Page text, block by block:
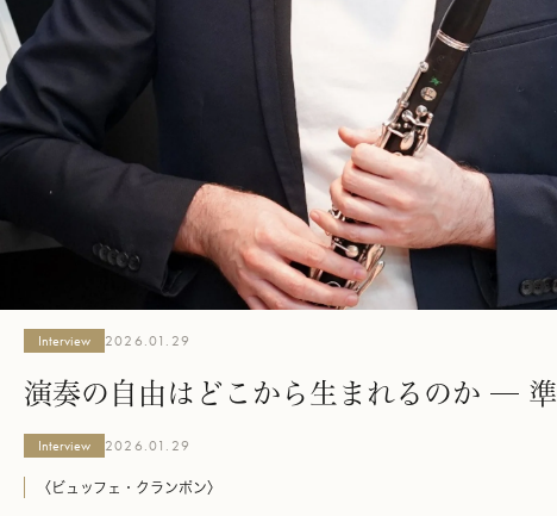
Interview 2026.01.29
〈ビュッフェ・クランポン〉
Interview 2026.01.29
演奏の自由はどこから生まれるのか ─